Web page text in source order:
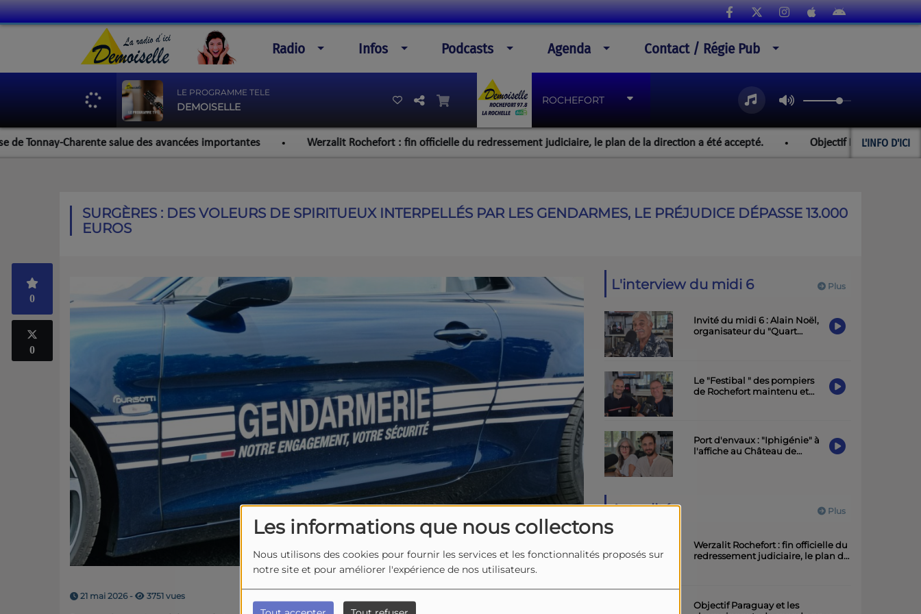
Les informations que nous collectons
Nous utilisons des cookies pour fournir les services et les fonctionnalités proposés sur
notre site et pour améliorer l'expérience de nos utilisateurs.
Radio Infos Podcasts Agenda Contact / Régie Pub
LE PROGRAMME TELE
DEMOISELLE
ROCHEFORT
L'INFO D'ICI
Charente salue des avancées importantes Werzalit Rochefort : fin officielle du redressement judiciaire, le plan de la direction a été accepté. Objectif Paraguay et les
SURGÈRES : DES VOLEURS DE SPIRITUEUX INTERPELLÉS PAR LES GENDARMES, LE PRÉJUDICE DÉPASSE 13.000
EUROS
0
0
21 mai 2026 - 3751 vues
Plus
L'interview du midi 6
Invité du midi 6 : Alain Noël,
organisateur du "Quart
Le "Festibal " des pompiers
de Rochefort maintenu et
Port d'envaux : "Iphigénie" à
l'affiche au Château de
Plus
Actualités
Werzalit Rochefort : fin officielle du
redressement judiciaire, le plan de
Objectif Paraguay et les